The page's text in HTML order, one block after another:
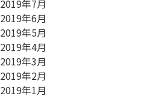
2019年7月
2019年6月
2019年5月
2019年4月
2019年3月
2019年2月
2019年1月